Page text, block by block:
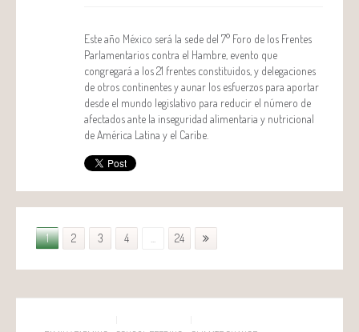
Este año México será la sede del 7° Foro de los Frentes
Parlamentarios contra el Hambre, evento que
congregará a los 21 frentes constituidos, y delegaciones
de otros continentes y aunar los esfuerzos para aportar
desde el mundo legislativo para reducir el número de
afectados ante la inseguridad alimentaria y nutricional
de América Latina y el Caribe.
1 2 3 4 24